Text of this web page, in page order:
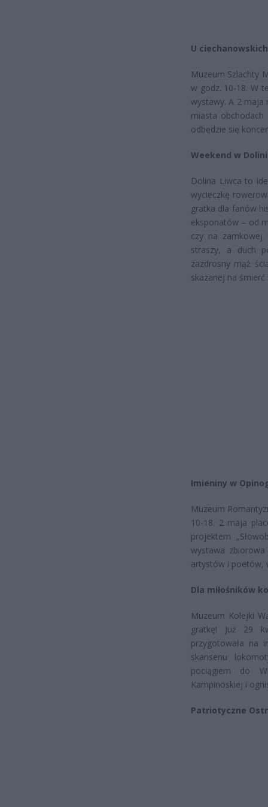
U
Muzeum Szlachty
w godz. 10-18. W
wystawy. A 2 maja
miasta
odbędzie się
Weekend w
Dolina Liwca to
wycieczkę
gratka dla fanów
eksponatów – od
czy na zamkowej
straszy, a duch
zazdrosny mąż
skazanej na
Imieniny w
Muzeum
10-18. 2 maja
projektem
wystawa zbiorowa
artystów i poetów,
Dla miłośników
Muzeum Kolejki
gratkę! Już 29
przygotowała na
skansenu
pociągiem do
Kampinoskiej i
Patriotyczne